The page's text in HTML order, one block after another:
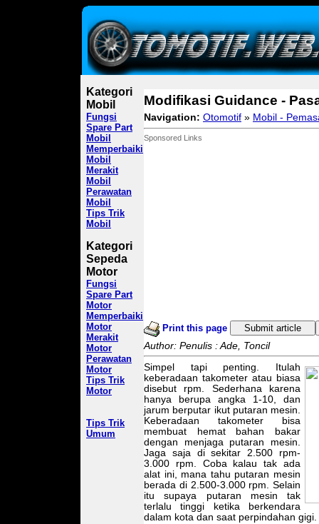
Kategori
Mobil
Fungsi
Spare Part
Mobil
Memperbaiki
Mobil
Merakit
Mobil
Perawatan
Mobil
Tips Trik
Mobil
Kategori
Sepeda
Motor
Fungsi
Spare Part
Motor
Memperbaiki
Motor
Merakit
Motor
Perawatan
Motor
Tips Trik
Motor
Tips Trik
Umum
Modifikasi Guidance -
Navigation: Otomotif » Mobil -
Sponsored Links
Print this page
Submit article
Author: Penulis : Ade, Toncil
Simpel tapi penting. Itulah
keberadaan takometer atau biasa
disebut rpm. Sederhana karena
hanya berupa angka 1-10, dan
jarum berputar ikut putaran mesin.
Keberadaan takometer bisa
membuat hemat bahan bakar
dengan menjaga putaran mesin.
Jaga saja di sekitar 2.500 rpm-
3.000 rpm. Coba kalau tak ada
alat ini, mana tahu putaran mesin
berada di 2.500-3.000 rpm. Selain
itu supaya putaran mesin tak
terlalu tinggi ketika berkendara
dalam kota dan saat perpindahan